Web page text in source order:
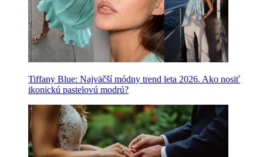
Tiffany Blue: Najväčší módny trend leta 2026. Ako nosiť
ikonickú pastelovú modrú?